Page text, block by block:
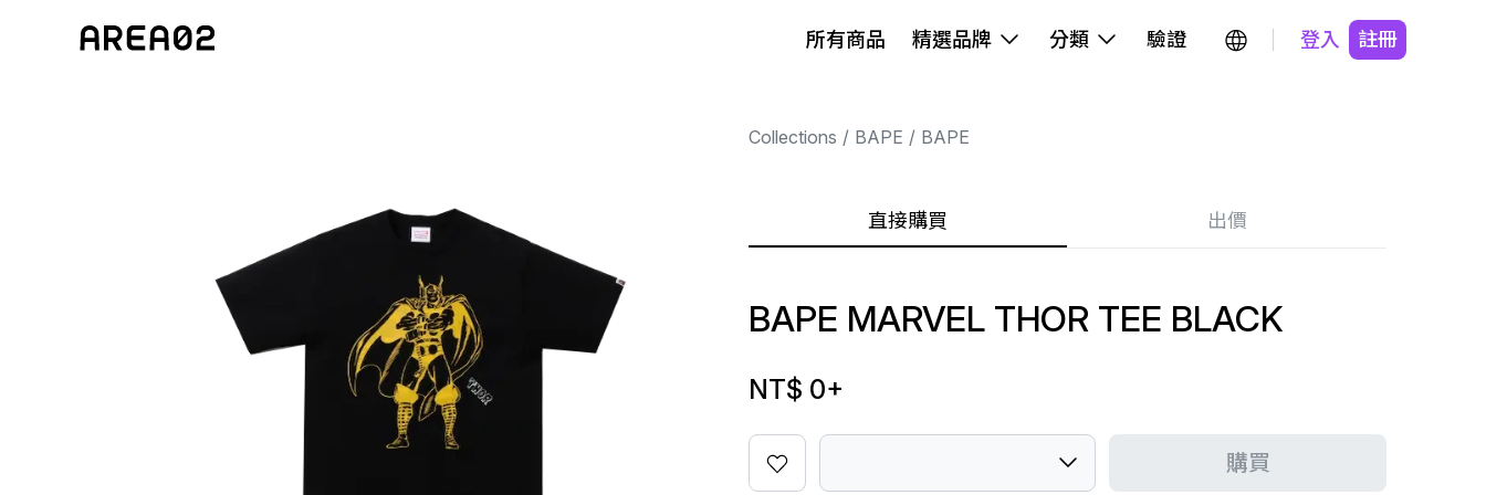
所有商品 精選品牌 分類 驗證 登入 註冊
Collections BAPE BAPE
直接購買 出價
BAPE MARVEL THOR TEE BLACK
NT$ 0+
購買